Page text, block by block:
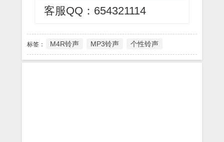
客服QQ：654321114
标签： M4R铃声 MP3铃声 个性铃声